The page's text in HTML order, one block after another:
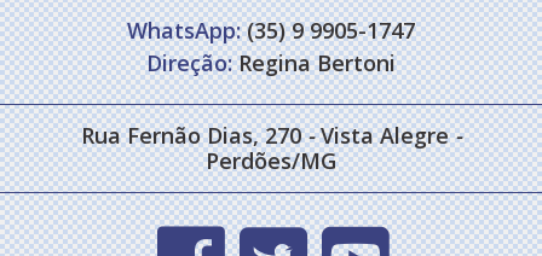
WhatsApp:(35) 9 9905-1747
Direção:Regina Bertoni
Rua Fernão Dias, 270- Vista Alegre-
Perdões/MG